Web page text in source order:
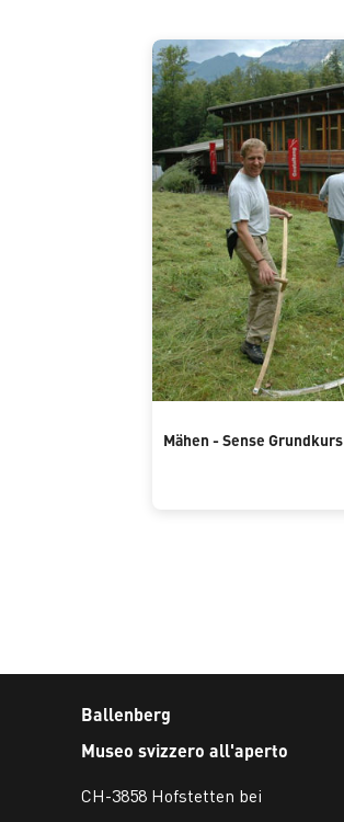
Mähen - Sense Grundkurs
Ballenberg
Museo svizzero all'aperto
CH-3858 Hofstetten bei